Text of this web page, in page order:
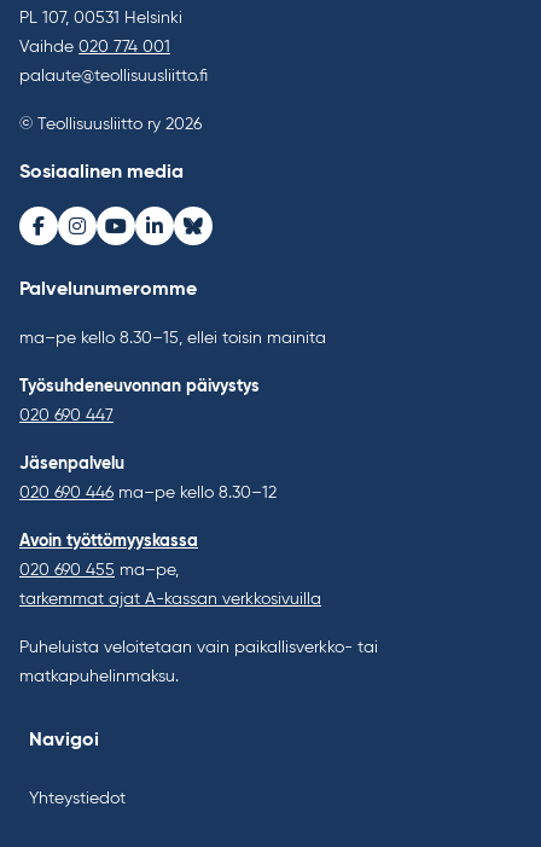
PL 107, 00531 Helsinki
Vaihde 020 774 001
palaute@teollisuusliitto.fi
© Teollisuusliitto ry 2026
Sosiaalinen media
Facebook
Instagram
Youtube
LinkedInBluesky
Palvelunumeromme
ma–pe kello 8.30–15, ellei toisin mainita
Työsuhdeneuvonnan päivystys
020 690 447
Jäsenpalvelu
020 690 446 ma–pe kello 8.30–12
Avoin työttömyyskassa
020 690 455 ma–pe,
tarkemmat ajat A-kassan verkkosivuilla
Puheluista veloitetaan vain paikallisverkko- tai
matkapuhelinmaksu.
Navigoi
Yhteystiedot